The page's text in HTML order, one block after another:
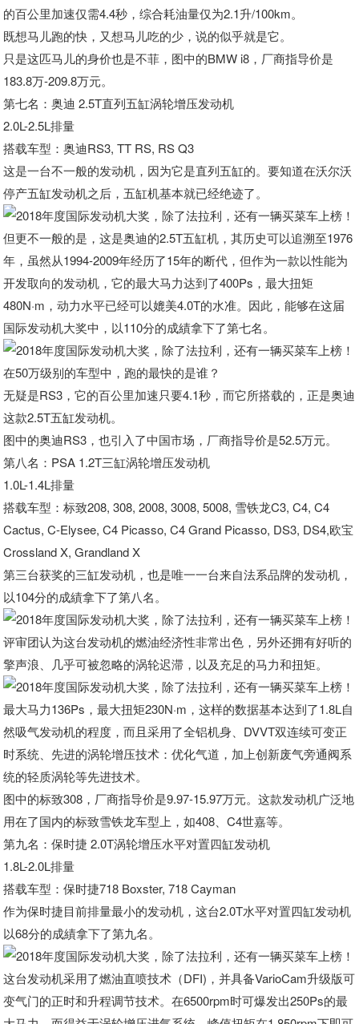
的百公里加速仅需4.4秒，综合耗油量仅为2.1升/100km。
既想马儿跑的快，又想马儿吃的少，说的似乎就是它。
只是这匹马儿的身价也是不菲，图中的BMW i8，厂商指导价是
183.8万-209.8万元。
第七名：奥迪 2.5T直列五缸涡轮增压发动机
2.0L-2.5L排量
搭载车型：奥迪RS3, TT RS, RS Q3
这是一台不一般的发动机，因为它是直列五缸的。要知道在沃尔沃
停产五缸发动机之后，五缸机基本就已经绝迹了。
但更不一般的是，这是奥迪的2.5T五缸机，其历史可以追溯至1976
年，虽然从1994-2009年经历了15年的断代，但作为一款以性能为
开发取向的发动机，它的最大马力达到了400Ps，最大扭矩
480N·m，动力水平已经可以媲美4.0T的水准。因此，能够在这届
国际发动机大奖中，以110分的成績拿下了第七名。
在50万级别的车型中，跑的最快的是谁？
无疑是RS3，它的百公里加速只要4.1秒，而它所搭载的，正是奥迪
这款2.5T五缸发动机。
图中的奥迪RS3，也引入了中国市场，厂商指导价是52.5万元。
第八名：PSA 1.2T三缸涡轮增压发动机
1.0L-1.4L排量
搭载车型：标致208, 308, 2008, 3008, 5008, 雪铁龙C3, C4, C4
Cactus, C-Elysee, C4 Picasso, C4 Grand Picasso, DS3, DS4,欧宝
Crossland X, Grandland X
第三台获奖的三缸发动机，也是唯一一台来自法系品牌的发动机，
以104分的成績拿下了第八名。
评审团认为这台发动机的燃油经济性非常出色，另外还拥有好听的
擎声浪、几乎可被忽略的涡轮迟滞，以及充足的马力和扭矩。
最大马力136Ps，最大扭矩230N·m，这样的数据基本达到了1.8L自
然吸气发动机的程度，而且采用了全铝机身、DVVT双连续可变正
时系统、先进的涡轮增压技术：优化气道，加上创新废气旁通阀系
统的轻质涡轮等先进技术。
图中的标致308，厂商指导价是9.97-15.97万元。这款发动机广泛地
用在了国内的标致雪铁龙车型上，如408、C4世嘉等。
第九名：保时捷 2.0T涡轮增压水平对置四缸发动机
1.8L-2.0L排量
搭载车型：保时捷718 Boxster, 718 Cayman
作为保时捷目前排量最小的发动机，这台2.0T水平对置四缸发动机
以68分的成績拿下了第九名。
这台发动机采用了燃油直喷技术（DFI)，并具备VarioCam升级版可
变气门的正时和升程调节技术。在6500rpm时可爆发出250Ps的最